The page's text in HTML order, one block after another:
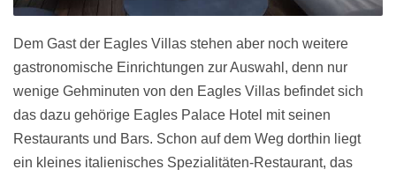
Dem Gast der Eagles Villas stehen aber noch weitere
gastronomische Einrichtungen zur Auswahl, denn nur
wenige Gehminuten von den Eagles Villas befindet sich
das dazu gehörige Eagles Palace Hotel mit seinen
Restaurants und Bars. Schon auf dem Weg dorthin liegt
ein kleines italienisches Spezialitäten-Restaurant, das